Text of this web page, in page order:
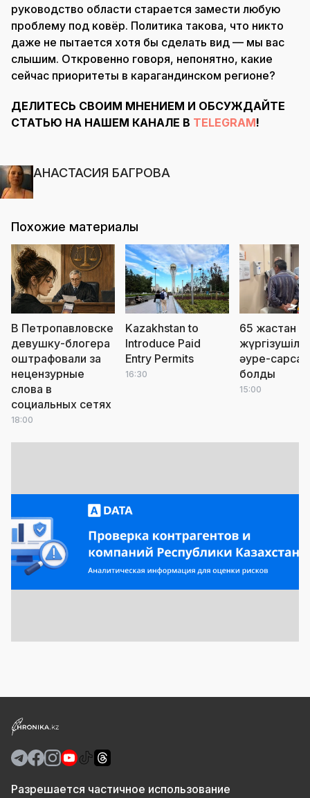
руководство области старается замести любую
проблему под ковёр. Политика такова, что никто
даже не пытается хотя бы сделать вид — мы вас
слышим. Откровенно говоря, непонятно, какие
сейчас приоритеты в карагандинском регионе?
ДЕЛИТЕСЬ СВОИМ МНЕНИЕМ И ОБСУЖДАЙТЕ
СТАТЬЮ НА НАШЕМ КАНАЛЕ В TELEGRAM!
АНАСТАСИЯ БАГРОВА
Похожие материалы
В Петропавловске
девушку-блогера
оштрафовали за
нецензурные
слова в
социальных сетях
18:00
Kazakhstan to
Introduce Paid
Entry Permits
16:30
65 жастан
әуре-
болды
15:00
Разрешается частичное использование